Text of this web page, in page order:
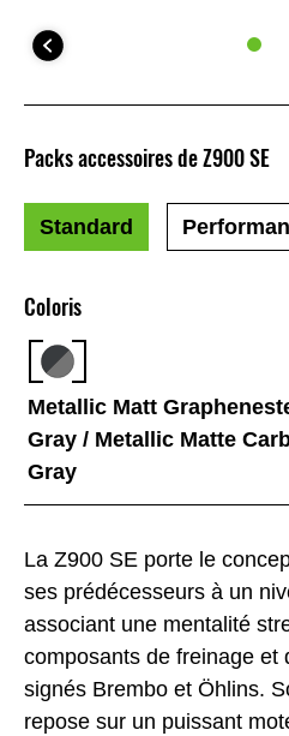
La Z900 SE porte le
ses prédécesseurs à un
associant une mentalité
composants de freinage et
signés Brembo et Öhlins.
repose sur un puissant
Coloris
Metallic Matt
Gray / Metallic Matte
Gray
Packs accessoires de Z900 SE
Standard